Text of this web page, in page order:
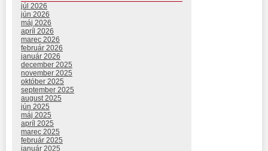
júl 2026
jún 2026
máj 2026
apríl 2026
marec 2026
február 2026
január 2026
december 2025
november 2025
október 2025
september 2025
august 2025
jún 2025
máj 2025
apríl 2025
marec 2025
február 2025
január 2025